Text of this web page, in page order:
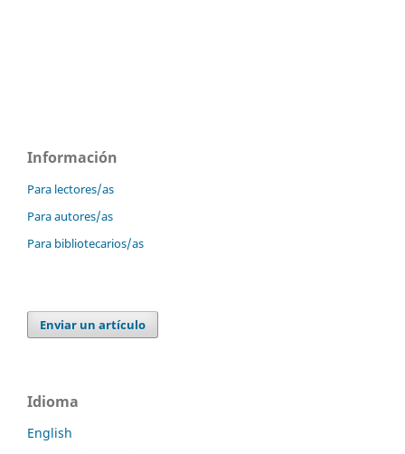
Información
Para lectores/as
Para autores/as
Para bibliotecarios/as
Enviar un artículo
Idioma
English